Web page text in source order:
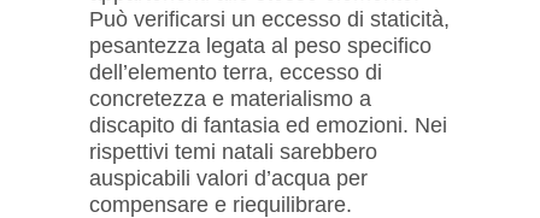
Può verificarsi un eccesso di staticità,
pesantezza legata al peso specifico
dell’elemento terra, eccesso di
concretezza e materialismo a
discapito di fantasia ed emozioni. Nei
rispettivi temi natali sarebbero
auspicabili valori d’acqua per
compensare e riequilibrare.